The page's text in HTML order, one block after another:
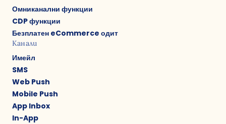
Омниканални функции
CDP функции
Безплатен eCommerce одит
Канали
Имейл
SMS
Web Push
Mobile Push
App Inbox
In-App